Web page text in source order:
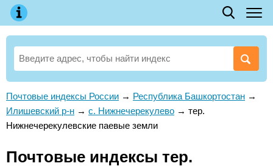
Почтовые индексы России → Республика Башкортостан →
Илишевский р-н → с. Нижнечерекулево → тер.
Нижнечерекулевские паевые земли
Почтовые индексы тер.